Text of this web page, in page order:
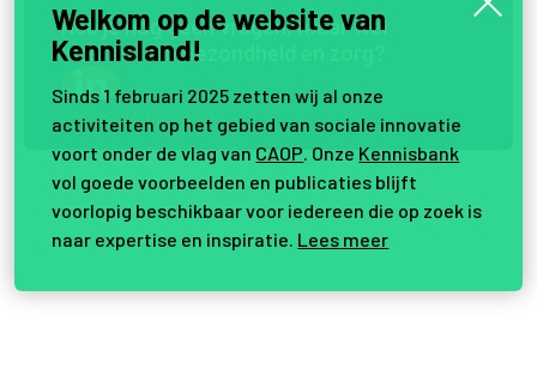
Hebjeno gge env ragen,maa rwel
interess einGe
Samen vernieuwen.
Welkom op de website van
Kennisland!
Sinds 1 februari 2025 zetten wij al onze
activiteiten op het gebied van sociale innovatie
voort onder de vlag van CAOP . Onze Kennisbank
vol goede voorbeelden en publicaties blijft
voorlopig beschikbaar voor iedereen die op zoek is
naar expertise en inspiratie. Lees meer